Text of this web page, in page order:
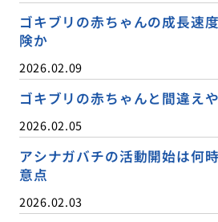
ゴキブリの赤ちゃんの成長速
険か
2026.02.09
ゴキブリの赤ちゃんと間違え
2026.02.05
アシナガバチの活動開始は何
意点
2026.02.03